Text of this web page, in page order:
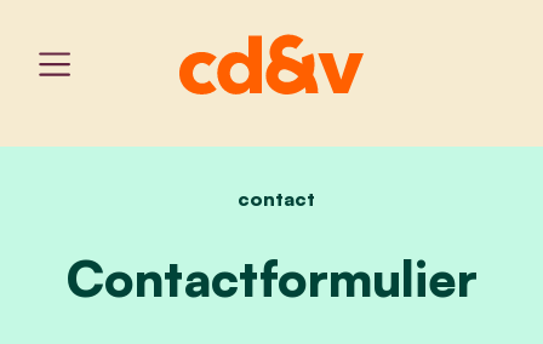
home
contactneem contact op
Contactformulier